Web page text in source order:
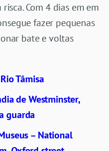
Com 4 dias em em
fazer pequenas
bate e voltas
Tâmisa
de Westminster,
guarda
– National